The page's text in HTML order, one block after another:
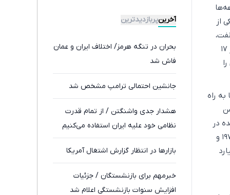
از
گاز و کود شیمیایی، اقتصاد جهانی را در معرض تهدیدی جدی قرار داده بود، با توافقی ۱۴ ماده‌ای از ۱۷
راه
در
خارج از آمریکا را نیز در بر می‌گیرد. دارایی‌های موجود در آمریکا که ریشه توقیف آن‌ها به انقلاب ۱۹۷۹ و
منازعه حقوقی، اکنون به حدود ۲ میلیارد
رایگان+پرداخت
اقساطی😍
آخرینپربازدیدترین
بحران در تنگه هرمز/ اختلاف ایران و عمان
فاش شد
جانشین احتمالی ترامپ مشخص شد
هشدار جدی واشنگتن / از تمام قدرت
نظامی خود علیه ایران استفاده می‌کنیم
بازارها در انتظار گزارش اشتغال آمریکا
خبرمهم برای بازنشستگان / جزئیات
افزایش سنوات بازنشستگی اعلام شد